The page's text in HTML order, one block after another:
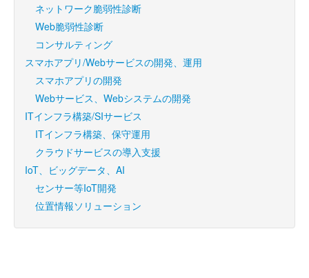
ネットワーク脆弱性診断
Web脆弱性診断
コンサルティング
スマホアプリ/Webサービスの開発、運用
スマホアプリの開発
Webサービス、Webシステムの開発
ITインフラ構築/SIサービス
ITインフラ構築、保守運用
クラウドサービスの導入支援
IoT、ビッグデータ、AI
センサー等IoT開発
位置情報ソリューション